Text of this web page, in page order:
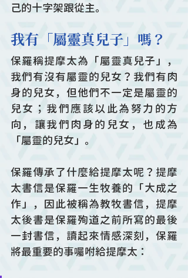
己的十字架跟從主。
我有「屬靈真兒子」嗎？
保羅稱提摩太為「屬靈真兒子」，
我們有沒有屬靈的兒女？我們有肉
身的兒女，但他們不一定是屬靈的
兒女；我們應該以此為努力的方
向，讓我們肉身的兒女，也成為
「屬靈的兒女」。
保羅傳承了什麼給提摩太呢？提摩
太書信是保羅一生牧養的「大成之
作」，因此被稱為教牧書信，提摩
太後書是保羅殉道之前所寫的最後
一封書信，讀起來情感深刻，保羅
將最重要的事囑咐給提摩太：